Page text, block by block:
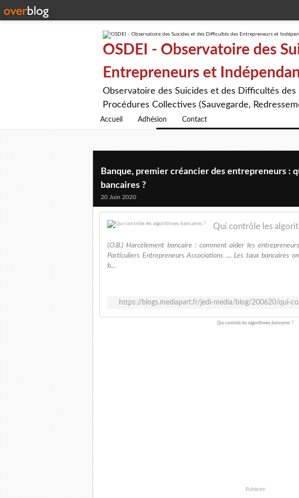
OSDEI - Observatoire des
Entrepreneurs et
Observatoire des Suicides et des Difficultés
Procédures Collectives (Sauvegarde,
Accueil Adhésion Contact
Banque, premier créancier des entrepreneurs :
bancaires ?
20 Juin 2020
Qui contrôle les
(O.B.) Harcèlement bancaire : comment aider les
Particuliers Entrepreneurs Associations .... Les taux bancaires
b...
https://blogs.mediapart.fr/jedi-media/blog/200620/qui-
Qui contrôle les algorithmes bancaires ?
Publicité